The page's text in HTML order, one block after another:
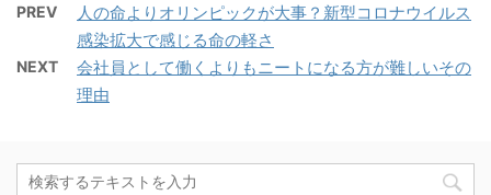
PREV
人の命よりオリンピックが大事？新型コロナウイルス
感染拡大で感じる命の軽さ
NEXT
会社員として働くよりもニートになる方が難しいその
理由